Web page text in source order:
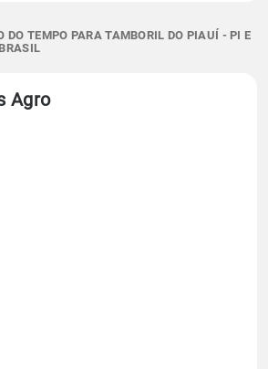
DO TEMPO PARA TAMBORIL DO PIAUÍ - PI E
Agro